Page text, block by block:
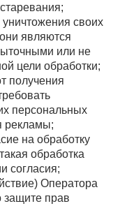
своих
являются
или не
цели обработки;
получения
персональных
рекламы;
на обработку
обработка
согласия;
Оператора
защите прав